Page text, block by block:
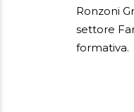
Ronzoni
settore
formativa.